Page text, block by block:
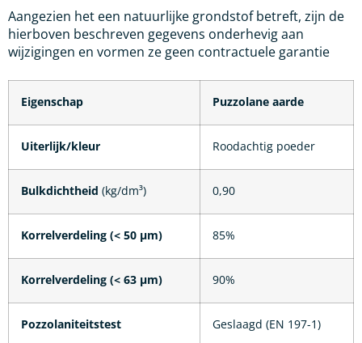
Aangezien het een natuurlijke grondstof betreft, zijn de
hierboven beschreven gegevens onderhevig aan
wijzigingen en vormen ze geen contractuele garantie
Eigenschap Puzzolane aarde
Uiterlijk/kleur Roodachtig poeder
Bulkdichtheid (kg/dm³) 0,90
Korrelverdeling (< 50 µm) 85%
Korrelverdeling (< 63 µm) 90%
Pozzolaniteitstest Geslaagd (EN 197-1)